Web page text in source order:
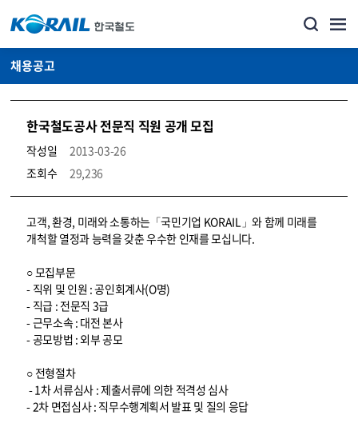
채용공고
한국철도공사 전문직 직원 공개 모집
작성일
2013-03-26
조회수
29,236
코레일소개_경영공시_채용공고 상세보기 – 내용, 파일, 담당자 연락처로 구성
고객, 환경, 미래와 소통하는「국민기업 KORAIL」와 함께 미래를
개척할 열정과 능력을 갖춘 우수한 인재를 모십니다.
○ 모집부문
- 직위 및 인원 : 공인회계사(O명)
- 직급 : 전문직 3급
- 근무소속 : 대전 본사
- 공모방법 : 외부 공모
○ 전형절차
- 1차 서류심사 : 제출서류에 의한 적격성 심사
- 2차 면접심사 : 직무수행계획서 발표 및 질의 응답